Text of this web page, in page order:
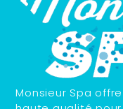
Monsieur Spa